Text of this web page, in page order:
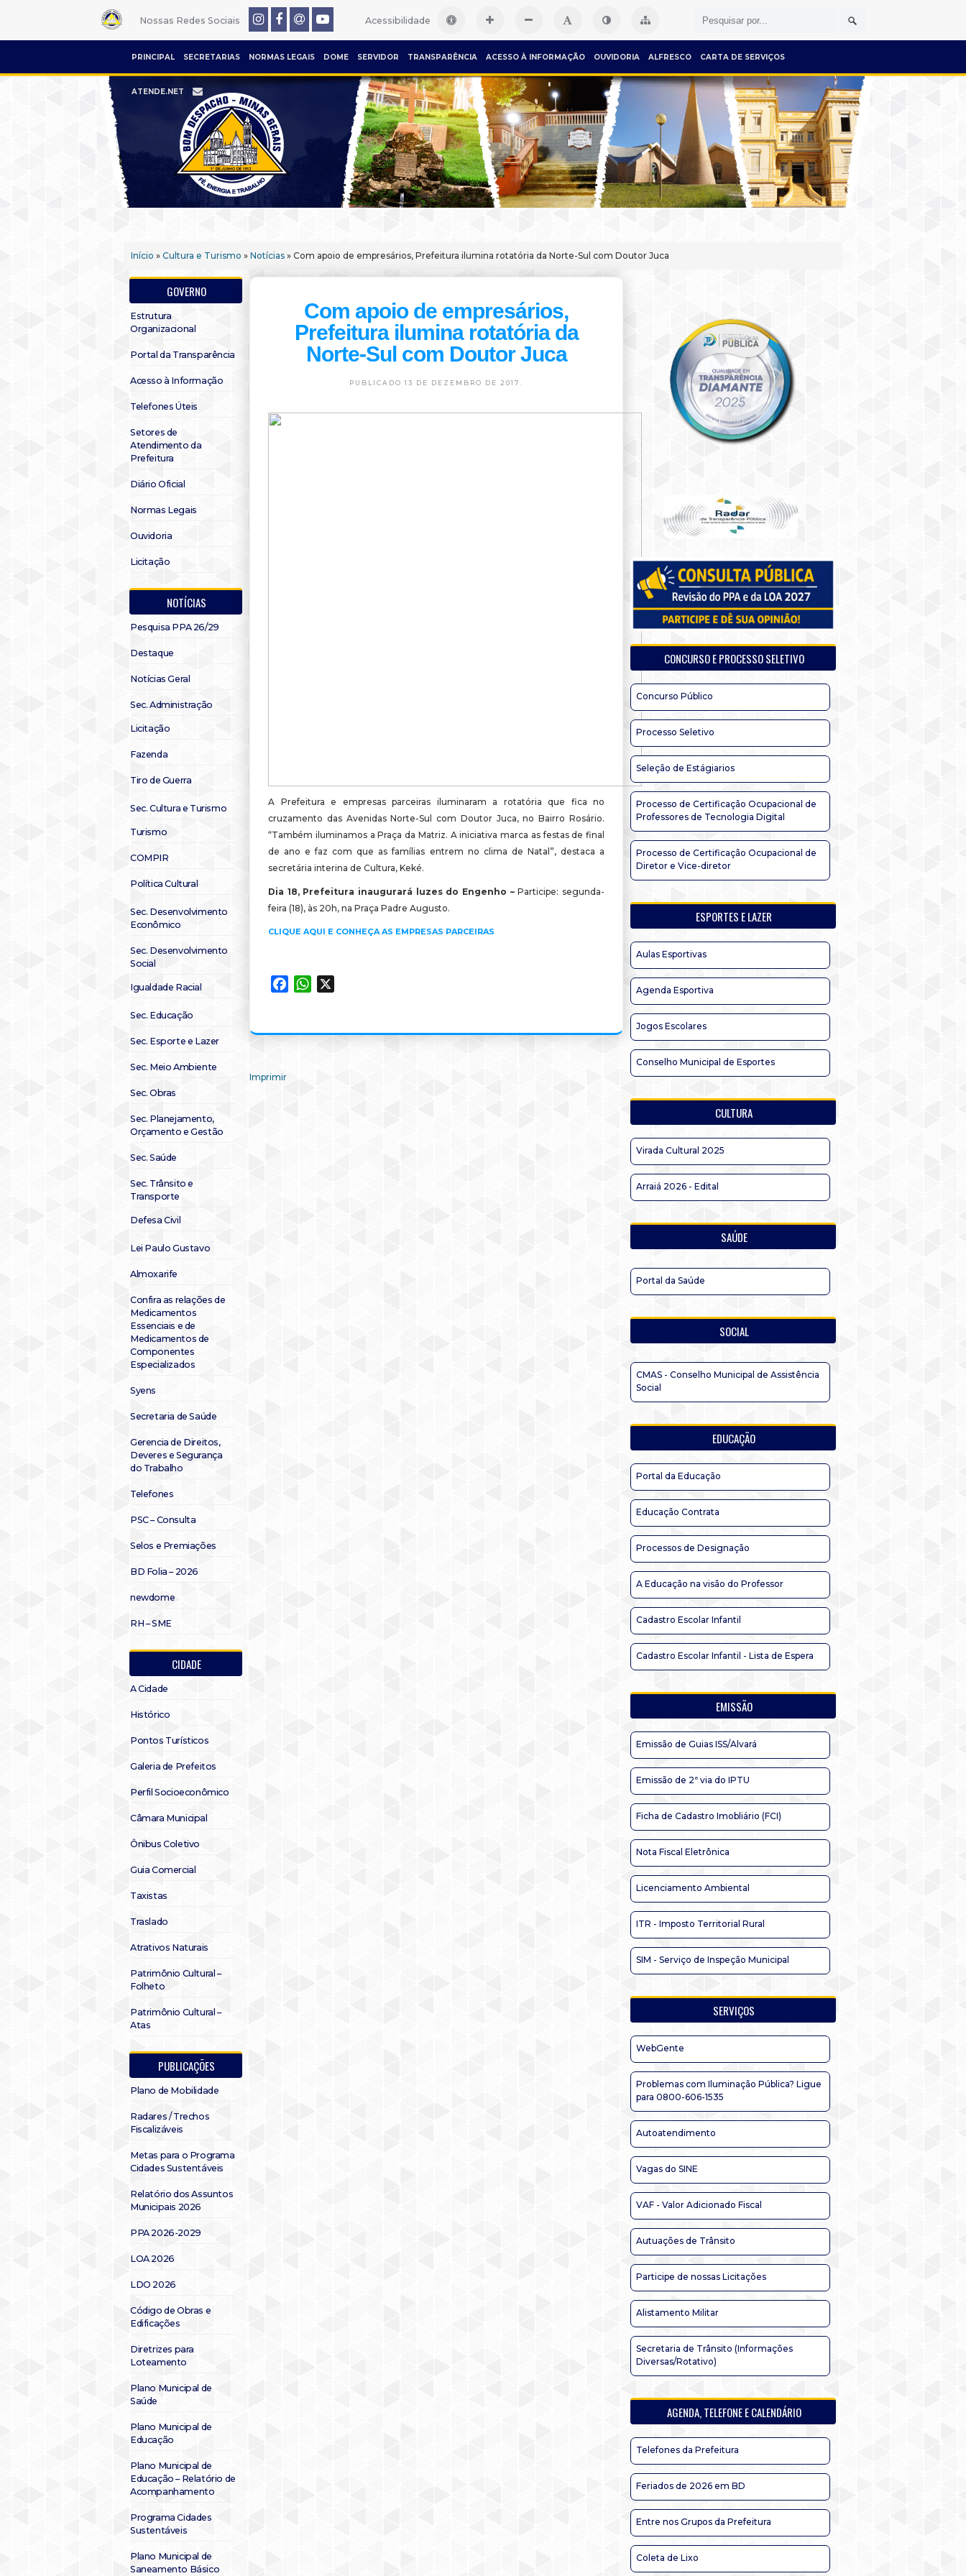
Nossas Redes Sociais Acessibilidade
PRINCIPAL SECRETARIAS NORMAS LEGAIS DOME SERVIDOR TRANSPARÊNCIA ACESSO À INFORMAÇÃO OUVIDORIA ALFRESCO CARTA DE SERVIÇOS
ATENDE.NET
Início » Cultura e Turismo » Notícias » Com apoio de empresários, Prefeitura ilumina rotatória da Norte-Sul com Doutor Juca
GOVERNO
Estrutura
Organizacional
Portal da Transparência
Acesso à Informação
Telefones Úteis
Setores de
Atendimento da
Prefeitura
Diário Oficial
Normas Legais
Ouvidoria
Licitação
NOTÍCIAS
Pesquisa PPA 26/29
Destaque
Notícias Geral
Sec. Administração
Licitação
Fazenda
Tiro de Guerra
Sec. Cultura e Turismo
Turismo
COMPIR
Política Cultural
Sec. Desenvolvimento
Econômico
Sec. Desenvolvimento
Social
Igualdade Racial
Sec. Educação
Sec. Esporte e Lazer
Sec. Meio Ambiente
Sec. Obras
Sec. Planejamento,
Orçamento e Gestão
Sec. Saúde
Sec. Trânsito e
Transporte
Defesa Civil
Lei Paulo Gustavo
Almoxarife
Confira as relações de
Medicamentos
Essenciais e de
Medicamentos de
Componentes
Especializados
Syens
Secretaria de Saúde
Gerencia de Direitos,
Deveres e Segurança
do Trabalho
Telefones
PSC – Consulta
Selos e Premiações
BD Folia – 2026
newdome
RH – SME
CIDADE
A Cidade
Histórico
Pontos Turísticos
Galeria de Prefeitos
Perfil Socioeconômico
Câmara Municipal
Ônibus Coletivo
Guia Comercial
Taxistas
Traslado
Atrativos Naturais
Patrimônio Cultural –
Folheto
Patrimônio Cultural –
Atas
PUBLICAÇÕES
Plano de Mobilidade
Radares / Trechos
Fiscalizáveis
Metas para o Programa
Cidades Sustentáveis
Relatório dos Assuntos
Municipais 2026
PPA 2026-2029
LOA 2026
LDO 2026
Código de Obras e
Edificações
Diretrizes para
Loteamento
Plano Municipal de
Saúde
Plano Municipal de
Educação
Plano Municipal de
Educação – Relatório de
Acompanhamento
Programa Cidades
Sustentáveis
Plano Municipal de
Saneamento Básico
Com apoio de empresários,
Prefeitura ilumina rotatória da
Norte-Sul com Doutor Juca
PUBLICADO 13 DE DEZEMBRO DE 2017.
A Prefeitura e empresas parceiras iluminaram a rotatória que fica no
cruzamento das Avenidas Norte-Sul com Doutor Juca, no Bairro Rosário.
“Também iluminamos a Praça da Matriz. A iniciativa marca as festas de final
de ano e faz com que as famílias entrem no clima de Natal”, destaca a
secretária interina de Cultura, Keké.
Dia 18, Prefeitura inaugurará luzes do Engenho –Participe: segunda-
feira (18), às 20h, na Praça Padre Augusto.
CLIQUE AQUI E CONHEÇA AS EMPRESAS PARCEIRAS
FacebookWhatsApp
Imprimir
CONCURSO E PROCESSO SELETIVO
Concurso Público
Processo Seletivo
Seleção de Estágiarios
Processo de Certificação Ocupacional de
Professores de Tecnologia Digital
Processo de Certificação Ocupacional de
Diretor e Vice-diretor
ESPORTES E LAZER
Aulas Esportivas
Agenda Esportiva
Jogos Escolares
Conselho Municipal de Esportes
CULTURA
Virada Cultural 2025
Arraiá 2026 - Edital
SAÚDE
Portal da Saúde
SOCIAL
CMAS - Conselho Municipal de Assistência
Social
EDUCAÇÃO
Portal da Educação
Educação Contrata
Processos de Designação
A Educação na visão do Professor
Cadastro Escolar Infantil
Cadastro Escolar Infantil - Lista de Espera
EMISSÃO
Emissão de Guias ISS/Alvará
Emissão de 2ª via do IPTU
Ficha de Cadastro Imobliário (FCI)
Nota Fiscal Eletrônica
Licenciamento Ambiental
ITR - Imposto Territorial Rural
SIM - Serviço de Inspeção Municipal
SERVIÇOS
WebGente
Problemas com Iluminação Pública? Ligue
para 0800-606-1535
Autoatendimento
Vagas do SINE
VAF - Valor Adicionado Fiscal
Autuações de Trânsito
Participe de nossas Licitações
Alistamento Militar
Secretaria de Trânsito (Informações
Diversas/Rotativo)
AGENDA, TELEFONE E CALENDÁRIO
Telefones da Prefeitura
Feriados de 2026 em BD
Entre nos Grupos da Prefeitura
Coleta de Lixo